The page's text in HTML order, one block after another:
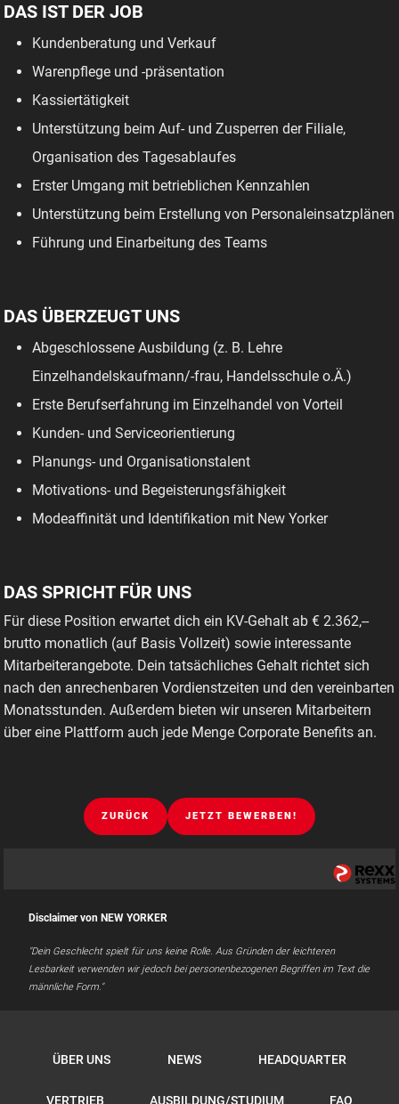
DAS IST DER JOB
Kundenberatung und Verkauf
Warenpflege und -präsentation
Kassiertätigkeit
Unterstützung beim Auf- und Zusperren der Filiale,
Organisation des Tagesablaufes
Erster Umgang mit betrieblichen Kennzahlen
Unterstützung beim Erstellung von Personaleinsatzplänen
Führung und Einarbeitung des Teams
DAS ÜBERZEUGT UNS
Abgeschlossene Ausbildung (z. B. Lehre
Einzelhandelskaufmann/-frau, Handelsschule o.Ä.)
Erste Berufserfahrung im Einzelhandel von Vorteil
Kunden- und Serviceorientierung
Planungs- und Organisationstalent
Motivations- und Begeisterungsfähigkeit
Modeaffinität und Identifikation mit New Yorker
DAS SPRICHT FÜR UNS
Für diese Position erwartet dich ein KV-Gehalt ab € 2.362,--
brutto monatlich (auf Basis Vollzeit) sowie interessante
Mitarbeiterangebote. Dein tatsächliches Gehalt richtet sich
nach den anrechenbaren Vordienstzeiten und den vereinbarten
Monatsstunden. Außerdem bieten wir unseren Mitarbeitern
über eine Plattform auch jede Menge Corporate Benefits an.
ZURÜCK JETZT BEWERBEN!
Disclaimer von NEW YORKER
"Dein Geschlecht spielt für uns keine Rolle. Aus Gründen der leichteren
Lesbarkeit verwenden wir jedoch bei personenbezogenen Begriffen im Text die
männliche Form."
ÜBER UNS NEWS HEADQUARTER
VERTRIEB AUSBILDUNG/STUDIUM FAQ